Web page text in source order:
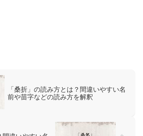
「桑折」の読み方とは？間違いやすい名
前や苗字などの読み方を解釈